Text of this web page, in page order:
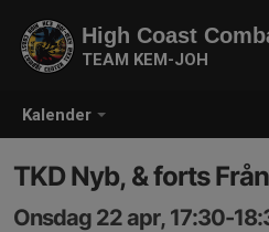
Kalender
High Coast
TEAM KEM-JOH
TKD Nyb, & forts
Onsdag 22 apr, 17:30-